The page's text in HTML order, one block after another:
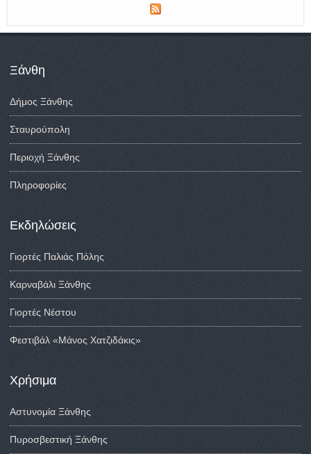
Ξάνθη
Δήμος Ξάνθης
Σταυρούπολη
Περιοχή Ξάνθης
Πληροφορίες
Εκδηλώσεις
Γιορτές Παλιάς Πόλης
Καρναβάλι Ξάνθης
Γιορτές Νέστου
Φεστιβάλ «Μάνος Χατζιδάκις»
Χρήσιμα
Αστυνομία Ξάνθης
Πυροσβεστική Ξάνθης